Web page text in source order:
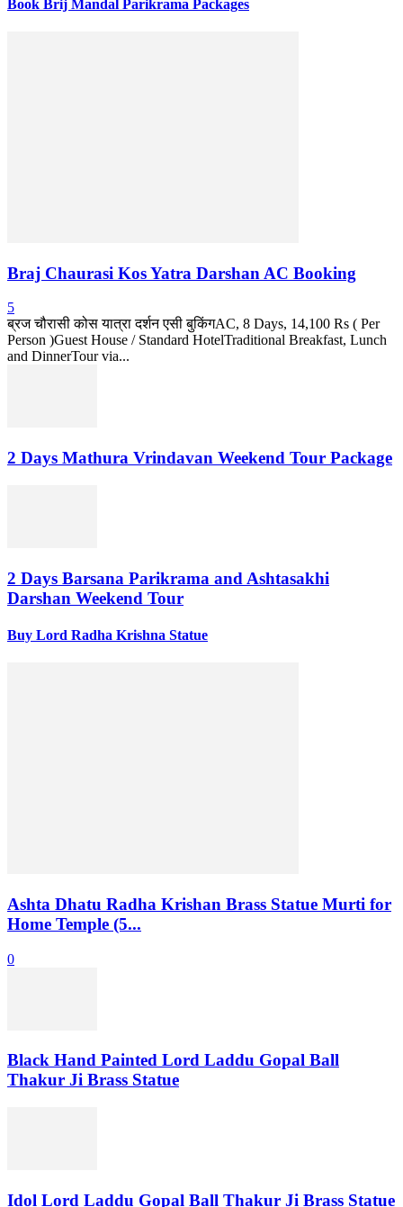
Book Brij Mandal Parikrama Packages
Braj Chaurasi Kos Yatra Darshan AC Booking
5
ब्रज चौरासी कोस यात्रा दर्शन एसी बुकिंगAC, 8 Days, 14,100 Rs ( Per
Person )Guest House / Standard HotelTraditional Breakfast, Lunch
and DinnerTour via...
2 Days Mathura Vrindavan Weekend Tour Package
2 Days Barsana Parikrama and Ashtasakhi
Darshan Weekend Tour
Buy Lord Radha Krishna Statue
Ashta Dhatu Radha Krishan Brass Statue Murti for
Home Temple (5...
0
Black Hand Painted Lord Laddu Gopal Ball
Thakur Ji Brass Statue
Idol Lord Laddu Gopal Ball Thakur Ji Brass Statue